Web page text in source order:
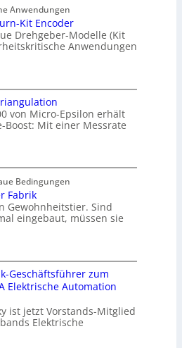
Anwendungen
Kit Encoder
Drehgeber-Modelle (Kit
Anwendungen
von Micro-Epsilon erhält
Boost: Mit einer Messrate
Bedingungen
Fabrik
Gewohnheitstier. Sind
eingebaut, müssen sie
Geschäftsführer zum
Elektrische Automation
ist jetzt Vorstands-Mitglied
Elektrische